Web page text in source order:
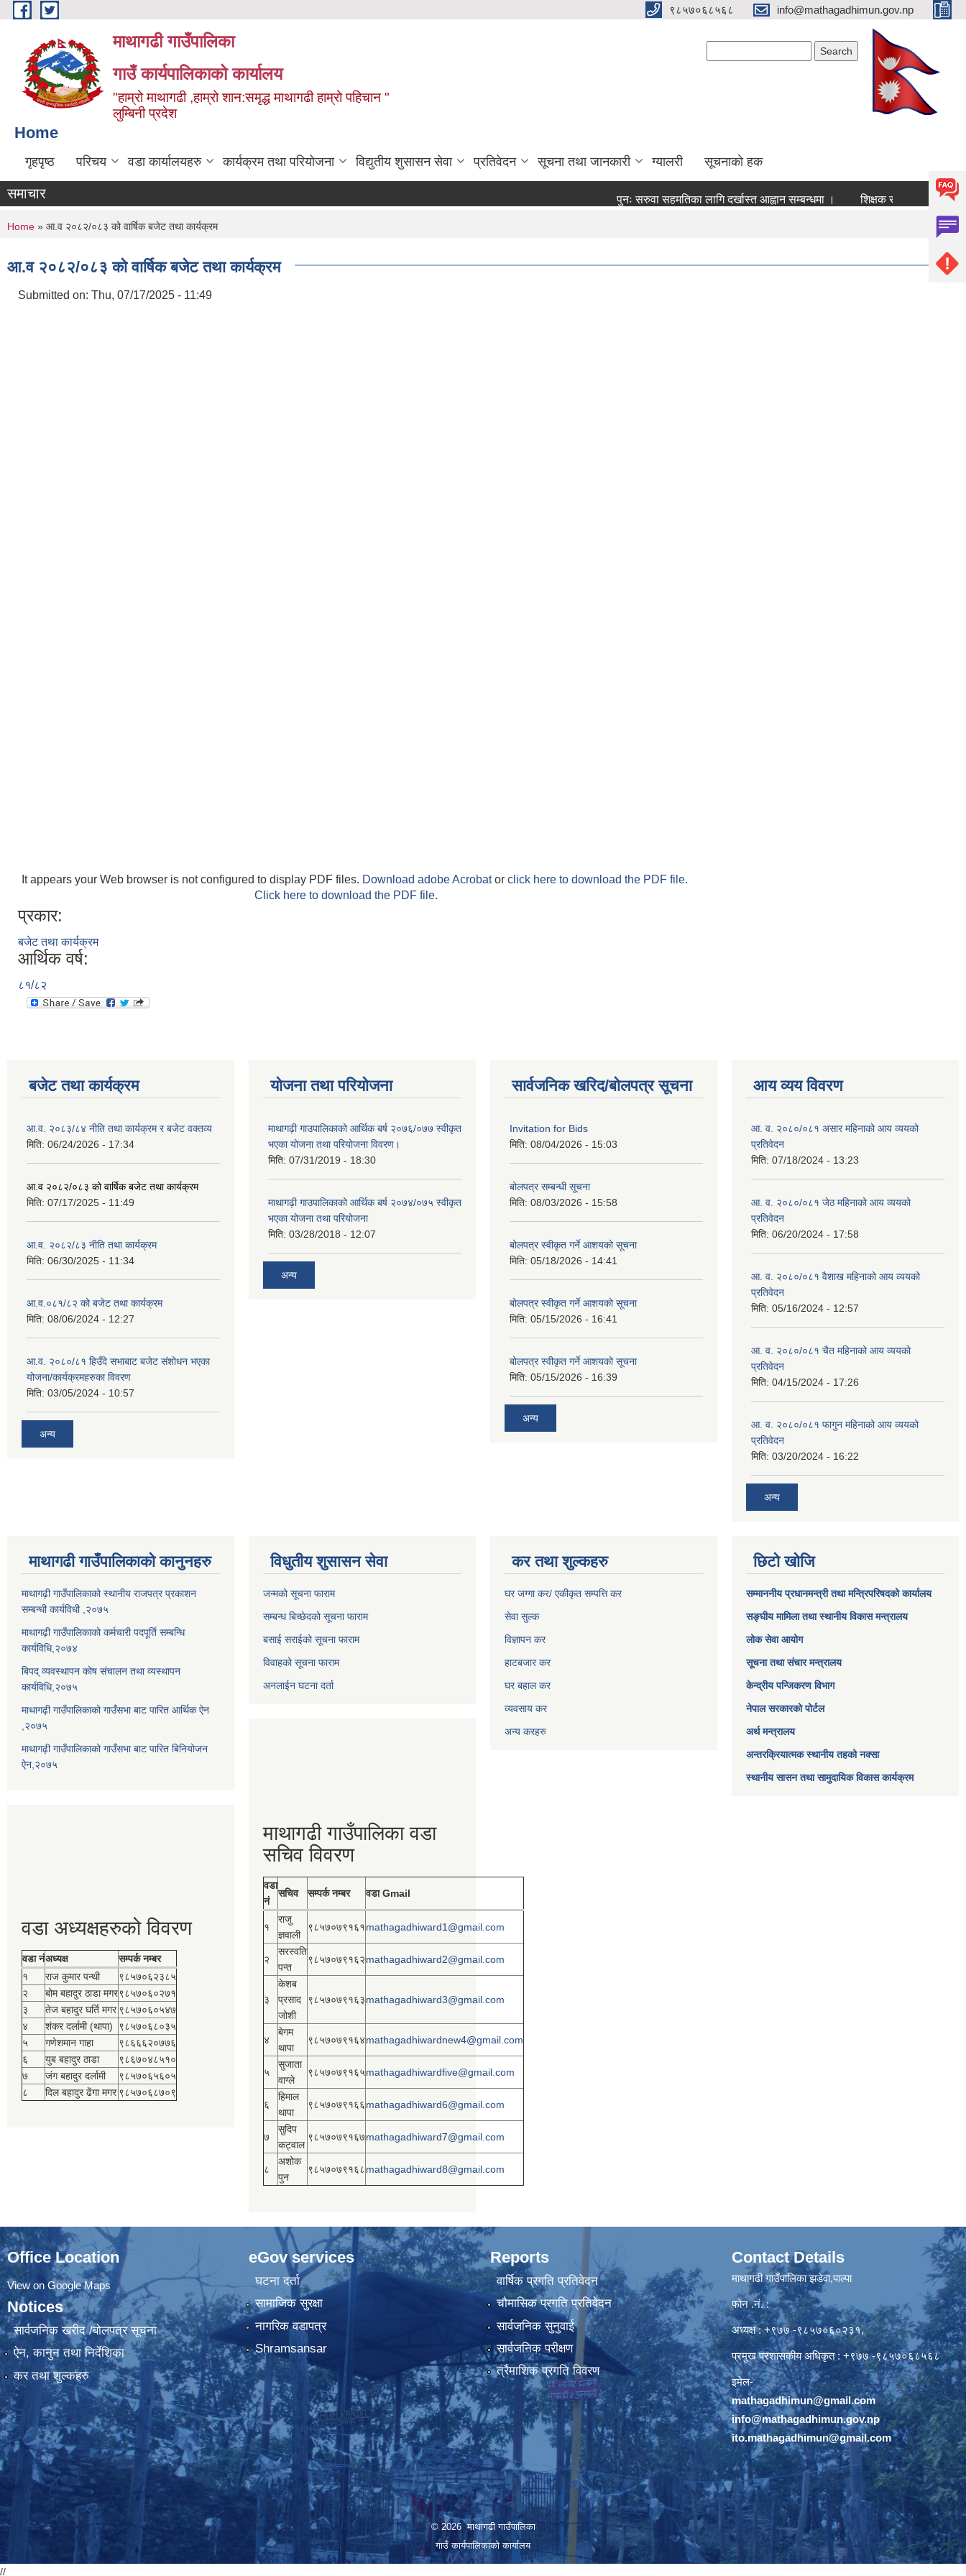
Skip to main content ९८५७०६८५६८ info@mathagadhimun.gov.np
माथागढी गाउँपालिका
गाउँ कार्यपालिकाको कार्यालय
"हाम्रो माथागढी ,हाम्रो शान:समृद्ध माथागढी हाम्रो पहिचान "
लुम्बिनी प्रदेश
Home
गृहपृष्ठ परिचय वडा कार्यालयहरु कार्यक्रम तथा परियोजना विद्युतीय शुसासन सेवा प्रतिवेदन सूचना तथा जानकारी ग्यालरी सूचनाको हक
समाचार पुनः सरुवा सहमतिका लागि दर्खास्त आह्वान सम्बन्धमा । शिक्षक सरुवा बिज्ञापन सम्वन्धमा
You are here
Home » आ.व २०८२/०८३ को वार्षिक बजेट तथा कार्यक्रम
आ.व २०८२/०८३ को वार्षिक बजेट तथा कार्यक्रम
Submitted on: Thu, 07/17/2025 - 11:49
It appears your Web browser is not configured to display PDF files. Download adobe Acrobator click here to download the PDF file.
Click here to download the PDF file.
प्रकार:
बजेट तथा कार्यक्रम
आर्थिक वर्ष:
८१/८२
बजेट तथा कार्यक्रम
आ.व. २०८३/८४ नीति तथा कार्यक्रम र बजेट वक्तव्य
मिति: 06/24/2026 - 17:34
आ.व २०८२/०८३ को वार्षिक बजेट तथा कार्यक्रम
मिति: 07/17/2025 - 11:49
आ.व. २०८२/८३ नीति तथा कार्यक्रम
मिति: 06/30/2025 - 11:34
आ.व.०८१/८२ को बजेट तथा कार्यक्रम
मिति: 08/06/2024 - 12:27
आ.व. २०८०/८१ हिउँदे सभाबाट बजेट संशोधन भएका
योजना/कार्यक्रमहरुका विवरण
मिति: 03/05/2024 - 10:57
अन्य
योजना तथा परियोजना
माथागढ़ी गाउपालिकाको आर्थिक बर्ष २०७६/०७७ स्वीकृत
भएका योजना तथा परियोजना विवरण।
मिति: 07/31/2019 - 18:30
माथागढ़ी गाउपालिकाको आर्थिक बर्ष २०७४/०७५ स्वीकृत
भएका योजना तथा परियोजना
मिति: 03/28/2018 - 12:07
अन्य
सार्वजनिक खरिद/बोलपत्र सूचना
Invitation for Bids
मिति: 08/04/2026 - 15:03
बोलपत्र सम्बन्धी सूचना
मिति: 08/03/2026 - 15:58
बोलपत्र स्वीकृत गर्ने आशयको सूचना
मिति: 05/18/2026 - 14:41
बोलपत्र स्वीकृत गर्ने आशयको सूचना
मिति: 05/15/2026 - 16:41
बोलपत्र स्वीकृत गर्ने आशयको सूचना
मिति: 05/15/2026 - 16:39
अन्य
आय व्यय विवरण
आ. व. २०८०/०८१ असार महिनाको आय व्ययको
प्रतिवेदन
मिति: 07/18/2024 - 13:23
आ. व. २०८०/०८१ जेठ महिनाको आय व्ययको
प्रतिवेदन
मिति: 06/20/2024 - 17:58
आ. व. २०८०/०८१ वैशाख महिनाको आय व्ययको
प्रतिवेदन
मिति: 05/16/2024 - 12:57
आ. व. २०८०/०८१ चैत महिनाको आय व्ययको
प्रतिवेदन
मिति: 04/15/2024 - 17:26
आ. व. २०८०/०८१ फागुन महिनाको आय व्ययको
प्रतिवेदन
मिति: 03/20/2024 - 16:22
अन्य
माथागढी गाउँपालिकाको कानुनहरु
माथागढ़ी गाउँपालिकाको स्थानीय राजपत्र प्रकाशन
सम्बन्धी कार्यविधी ,२०७५
माथागढ़ी गाउँपालिकाको कर्मचारी पदपूर्ति सम्बन्धि
कार्यविधि,२०७४
बिपद् व्यवस्थापन कोष संचालन तथा व्यस्थापन
कार्यविधि,२०७५
माथागढ़ी गाउँपालिकाको गाउँसभा बाट पारित आर्थिक ऐन
,२०७५
माथागढ़ी गाउँपालिकाको गाउँसभा बाट पारित बिनियोजन
ऐन,२०७५
वडा अध्यक्षहरुको विवरण
वडा नंअध्यक्ष
सम्पर्क नम्बर
१
राज कुमार पन्थी
९८५७०६२३८५
२
बोम बहादुर ठाडा मगर९८५७०६०२७१
३
तेज बहादुर घर्ति मगर ९८५७०६०५४७
४
शंकर दर्लामी (थापा)
९८५७०६८०३५
५
गणेशमान गाहा
९८६६६२०७७६
६
युब बहादुर ठाडा
९८६७०४८५१०
७
जंग बहादुर दर्लामी
९८५७०६५६०५
८
दिल बहादुर ढेंगा मगर ९८५७०६८७०९
विधुतीय शुसासन सेवा
जन्मको सूचना फाराम
सम्बन्ध बिच्छेदको सूचना फाराम
बसाई सराईको सूचना फाराम
विवाहको सूचना फाराम
अनलाईन घटना दर्ता
माथागढी गाउँपालिका वडा
सचिव विवरण
वडा
नं
सचिव सम्पर्क नम्बर वडा Gmail
१
राजु
ज्ञवाली
९८५७०७९१६१mathagadhiward1@gmail.com
२
सरस्वति
पन्त
९८५७०७९१६२mathagadhiward2@gmail.com
३
केशब
प्रसाद
जोशी
९८५७०७९१६३mathagadhiward3@gmail.com
४
बेगम
थापा
९८५७०७९१६४mathagadhiwardnew4@gmail.com
५
सुजाता
वाग्ले
९८५७०७९१६५mathagadhiwardfive@gmail.com
६
हिमाल
थापा
९८५७०७९१६६mathagadhiward6@gmail.com
७
सुदिप
कट्वाल
९८५७०७९१६७mathagadhiward7@gmail.com
८
अशोक
पुन
९८५७०७९१६८mathagadhiward8@gmail.com
कर तथा शुल्कहरु
घर जग्गा कर/ एकीकृत सम्पत्ति कर
सेवा सुल्क
विज्ञापन कर
हाटबजार कर
घर बहाल कर
व्यवसाय कर
अन्य करहरु
छिटो खोजि
सम्माननीय प्रधानमन्त्री तथा मन्त्रिपरिषद‌को कार्यालय
सङ्घीय मामिला तथा स्थानीय विकास मन्त्रालय
लोक सेवा आयोग
सूचना तथा संचार मन्त्रालय
केन्द्रीय पन्जिकरण विभाग
नेपाल सरकारको पोर्टल
अर्थ मन्त्रालय
अन्तरक्रियात्मक स्थानीय तहको नक्सा
स्थानीय सासन तथा सामुदायिक विकास कार्यक्रम
Office Location
View on Google Maps
Notices
सार्वजनिक खरीद /बोलपत्र सूचना
ऐन, कानुन तथा निर्देशिका
कर तथा शुल्कहरु
eGov services
घटना दर्ता
सामाजिक सुरक्षा
नागरिक वडापत्र
Shramsansar
Reports
वार्षिक प्रगति प्रतिवेदन
चौमासिक प्रगति प्रतिवेदन
सार्वजनिक सुनुवाई
सार्वजनिक परीक्षण
त्रैमाशिक प्रगति विवरण
Contact Details
माथागढी गाउँपालिका झडेवा,पाल्पा
फोन .नं. :
अध्यक्ष : +९७७ -९८५७०६०२३१,
प्रमुख प्रशासकीय अधिकृत : +९७७ -९८५७०६८५६८
इमेल-
mathagadhimun@gmail.com,
info@mathagadhimun.gov.np
ito.mathagadhimun@gmail.com
© 2026 माथागढी गाउँपालिका
गाउँ कार्यपालिकाको कार्यालय
//